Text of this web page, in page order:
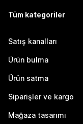
Tüm kategoriler
Satış kanalları
Ürün bulma
Ürün satma
Siparişler ve kargo
Mağaza tasarımı